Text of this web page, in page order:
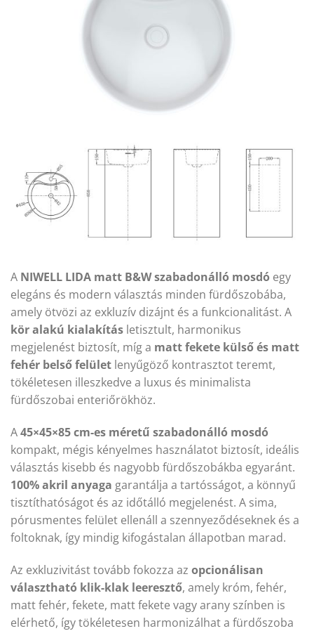
A NIWELL LIDA matt B&W szabadonálló mosdó egy
elegáns és modern választás minden fürdőszobába,
amely ötvözi az exkluzív dizájnt és a funkcionalitást. A
kör alakú kialakítás letisztult, harmonikus
megjelenést biztosít, míg a matt fekete külső és matt
fehér belső felület lenyűgöző kontrasztot teremt,
tökéletesen illeszkedve a luxus és minimalista
fürdőszobai enteriőrökhöz.
A45×45×85 cm-es méretű szabadonálló mosdó
kompakt, mégis kényelmes használatot biztosít, ideális
választás kisebb és nagyobb fürdőszobákba egyaránt.
100% akril anyaga garantálja a tartósságot, a könnyű
tisztíthatóságot és az időtálló megjelenést. A sima,
pórusmentes felület ellenáll a szennyeződéseknek és a
foltoknak, így mindig kifogástalan állapotban marad.
Az exkluzivitást tovább fokozza az opcionálisan
választható klik-klak leeresztő, amely króm, fehér,
matt fehér, fekete, matt fekete vagy arany színben is
elérhető, így tökéletesen harmonizálhat a fürdőszoba